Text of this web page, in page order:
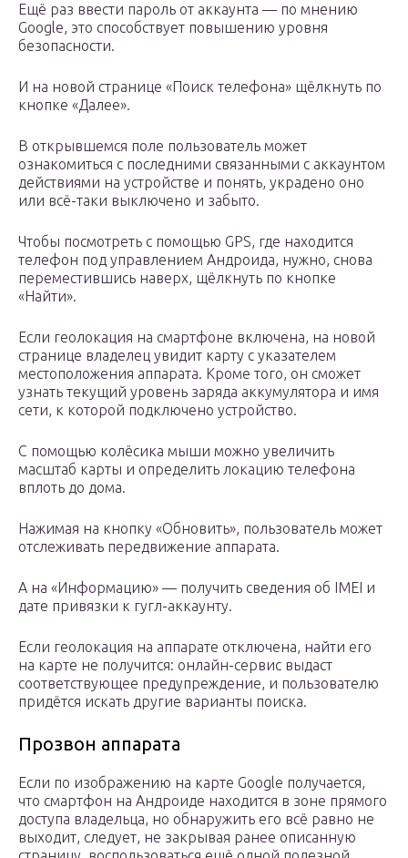
Ещё раз ввести пароль от аккаунта — по мнению
Google, это способствует повышению уровня
безопасности.
И на новой странице «Поиск телефона» щёлкнуть по
кнопке «Далее».
В открывшемся поле пользователь может
ознакомиться с последними связанными с аккаунтом
действиями на устройстве и понять, украдено оно
или всё-таки выключено и забыто.
Чтобы посмотреть с помощью GPS, где находится
телефон под управлением Андроида, нужно, снова
переместившись наверх, щёлкнуть по кнопке
«Найти».
Если геолокация на смартфоне включена, на новой
странице владелец увидит карту с указателем
местоположения аппарата. Кроме того, он сможет
узнать текущий уровень заряда аккумулятора и имя
сети, к которой подключено устройство.
С помощью колёсика мыши можно увеличить
масштаб карты и определить локацию телефона
вплоть до дома.
Нажимая на кнопку «Обновить», пользователь может
отслеживать передвижение аппарата.
А на «Информацию» — получить сведения об IMEI и
дате привязки к гугл-аккаунту.
Если геолокация на аппарате отключена, найти его
на карте не получится: онлайн-сервис выдаст
соответствующее предупреждение, и пользователю
придётся искать другие варианты поиска.
Прозвон аппарата
Если по изображению на карте Google получается,
что смартфон на Андроиде находится в зоне прямого
доступа владельца, но обнаружить его всё равно не
выходит, следует, не закрывая ранее описанную